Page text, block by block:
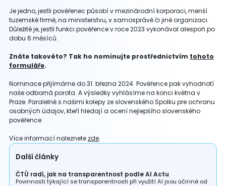
Je jedno, jestli pověřenec působí v mezinárodní korporaci, menší
tuzemské firmě, na ministerstvu, v samosprávě či jiné organizaci.
Důležité je, jestli funkci pověřence v roce 2023 vykonával alespoň po
dobu 6 měsíců.
Znáte takovéto? Tak ho nominujte prostřednictvím tohoto
formuláře.
Nominace přijímáme do 31. března 2024. Pověřence pak vyhodnotí
naše odborná porota. A výsledky vyhlásíme na konci května v
Praze. Paralelně s našimi kolepy ze slovenského Spolku pre ochranu
osobných údajov, kteří hledají a ocení nejlepšího slovenského
pověřence.
Více informací naleznete zde.
Další články
ČTÚ radí, jak na transparentnost podle AI Actu
Povinnosti týkající se transparentnosti při využití AI jsou účinné od